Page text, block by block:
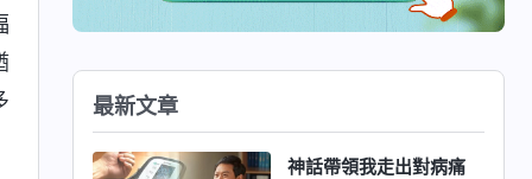
最新文章
神話帶領我走出對病痛